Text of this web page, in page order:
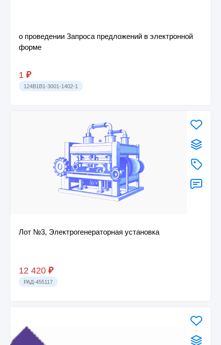
о проведении Запроса предложений в электронной
форме
1 ₽
124B1B1-3001-1402-1
Лот №3, Электрогенераторная установка
12 420 ₽
РАД-455117